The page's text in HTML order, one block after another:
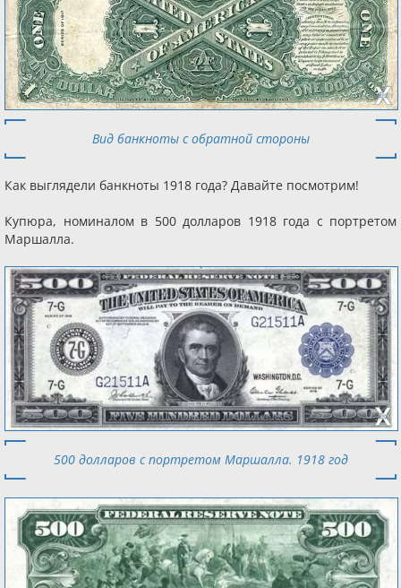
Вид банкноты с обратной стороны
Как выглядели банкноты 1918 года? Давайте посмотрим!
Купюра, номиналом в 500 долларов 1918 года с портретом
Маршалла.
500 долларов с портретом Маршалла. 1918 год